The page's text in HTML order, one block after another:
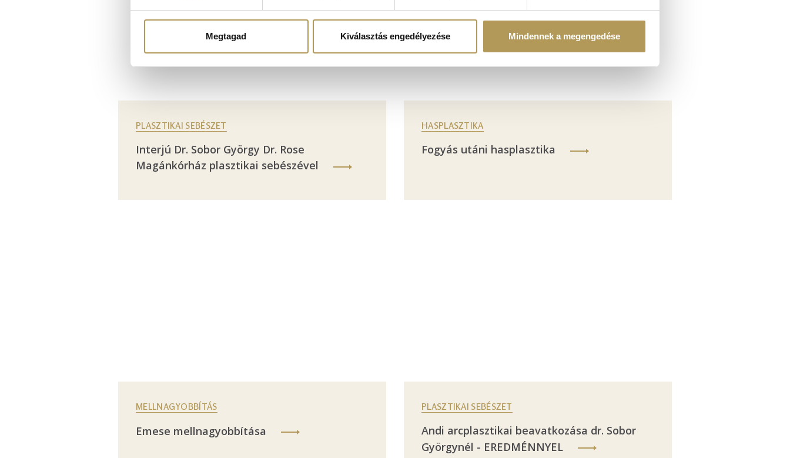
weboldalforgalmunk elemzéséhez. Ezenkívül közösségi média-, hirdető- és elemező partnereinkkel megosztjuk az Ön
weboldalhasználatra vonatkozó adatait, akik kombinálhatják az adatokat más olyan adatokkal, amelyeket Ön adott meg
Megtagad Kiválasztás engedélyezése Mindennek a megengedése
PLASZTIKAI SEBÉSZET
Interjú Dr. Sobor György Dr. Rose
Magánkórház plasztikai sebészével
HASPLASZTIKA
Fogyás utáni hasplasztika
MELLNAGYOBBÍTÁS
Emese mellnagyobbítása
PLASZTIKAI SEBÉSZET
Andi arcplasztikai beavatkozása dr. Sobor
Györgynél - EREDMÉNNYEL